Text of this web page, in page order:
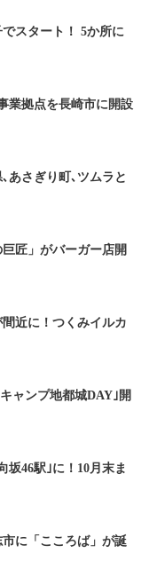
でスタート！ 5か所に
業拠点を長崎市に開設
あさぎり町､ツムラと
匠」がバーガー店開
近に！つくみイルカ
ャンプ地都城DAY｣開
坂46駅｣に！10月末ま
市に「こころば」が誕